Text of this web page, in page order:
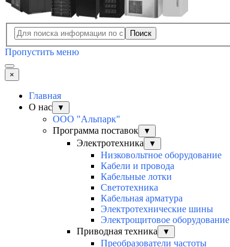
Поиск
Пропустить меню
×
Главная
О нас
▼
ООО "Альпарк"
Программа поставок
▼
Электротехника ▼
Низковольтное оборудование
Кабели и провода
Кабельные лотки
Светотехника
Кабельная арматура
Электротехнические шины
Электрощитовое оборудование
Приводная техника
▼
Преобразователи частоты